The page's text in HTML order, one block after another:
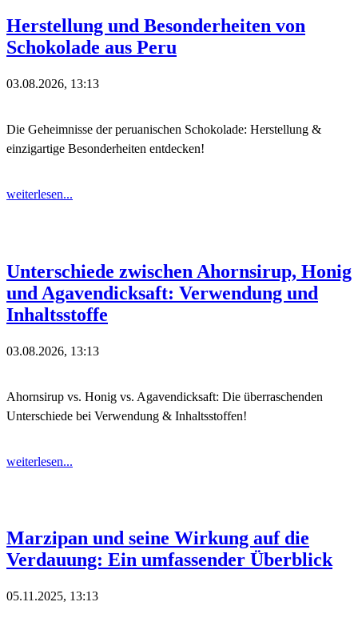
Herstellung und Besonderheiten von
Schokolade aus Peru
03.08.2026, 13:13
Die Geheimnisse der peruanischen Schokolade: Herstellung &
einzigartige Besonderheiten entdecken!
weiterlesen...
Unterschiede zwischen Ahornsirup, Honig
und Agavendicksaft: Verwendung und
Inhaltsstoffe
03.08.2026, 13:13
Ahornsirup vs. Honig vs. Agavendicksaft: Die überraschenden
Unterschiede bei Verwendung & Inhaltsstoffen!
weiterlesen...
Marzipan und seine Wirkung auf die
Verdauung: Ein umfassender Überblick
05.11.2025, 13:13